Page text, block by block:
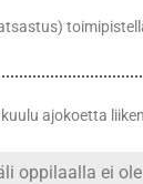
ajokoetta
oppilaalla ei